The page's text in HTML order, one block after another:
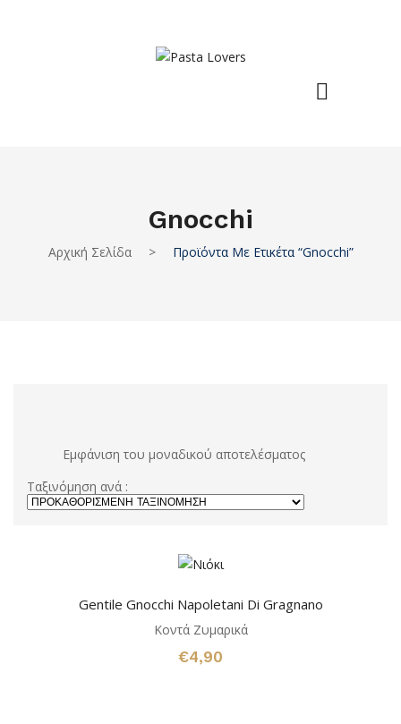
Gnocchi
Αρχική Σελίδα > Προϊόντα Με Ετικέτα “gnocchi”
Εμφάνιση του μοναδικού αποτελέσματος
Ταξινόμηση ανά :
Gentile Gnocchi Napoletani Di Gragnano
Κοντά Ζυμαρικά
€4,90